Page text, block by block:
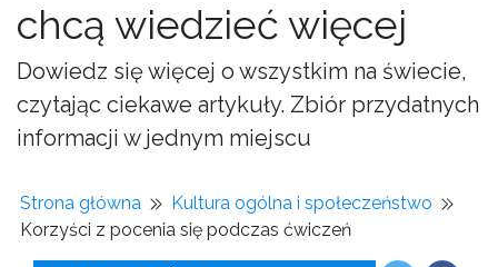
chcą wiedzieć więcej
Dowiedz się więcej o wszystkim na świecie,
czytając ciekawe artykuły. Zbiór przydatnych
informacji w jednym miejscu
Strona główna
Kultura ogólna i społeczeństwo
Korzyści z pocenia się podczas ćwiczeń